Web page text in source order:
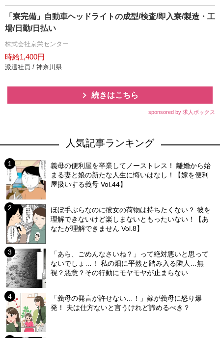
「寮完備」自動車ヘッドライトの成型/検査/即入寮/製造・工
場/日勤/日払い
株式会社京栄センター
時給1,400円
派遣社員 / 神奈川県
続きはこちら
sponsored by 求人ボックス
人気記事ランキング
義母の便利屋を卒業してノーストレス！ 離婚から始
まる妻と娘の新たな人生に悔いはなし！【嫁を便利
屋扱いする義母 Vol.44】
ほぼ手ぶらなのに彼女の荷物は持ちたくない？ 彼を
理解できないけど楽しまないともったいない！【あ
なたが理解できません Vol.8】
「あら、ごめんなさいね？」って絶対悪いと思って
ないでしょ…！ 私の畑に平然と踏み入る隣人…無
視？悪意？その行動にモヤモヤが止まらない
「義母の発言が許せない…！」嫁が義母に怒り爆
発！ 夫は仕方ないと言うけれど諦めるべき？